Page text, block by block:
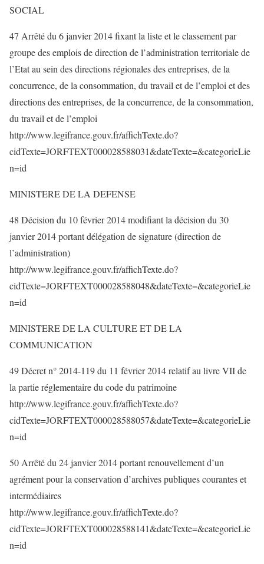
SOCIAL
47 Arrêté du 6 janvier 2014 fixant la liste et le classement par
groupe des emplois de direction de l’administration territoriale de
l’Etat au sein des directions régionales des entreprises, de la
concurrence, de la consommation, du travail et de l’emploi et des
directions des entreprises, de la concurrence, de la consommation,
du travail et de l’emploi
http://www.legifrance.gouv.fr/affichTexte.do?
cidTexte=JORFTEXT000028588031&dateTexte=&categorieLie
n=id
MINISTERE DE LA DEFENSE
48 Décision du 10 février 2014 modifiant la décision du 30
janvier 2014 portant délégation de signature (direction de
l’administration)
http://www.legifrance.gouv.fr/affichTexte.do?
cidTexte=JORFTEXT000028588048&dateTexte=&categorieLie
n=id
MINISTERE DE LA CULTURE ET DE LA
COMMUNICATION
49 Décret n° 2014-119 du 11 février 2014 relatif au livre VII de
la partie réglementaire du code du patrimoine
http://www.legifrance.gouv.fr/affichTexte.do?
cidTexte=JORFTEXT000028588057&dateTexte=&categorieLie
n=id
50 Arrêté du 24 janvier 2014 portant renouvellement d’un
agrément pour la conservation d’archives publiques courantes et
intermédiaires
http://www.legifrance.gouv.fr/affichTexte.do?
cidTexte=JORFTEXT000028588141&dateTexte=&categorieLie
n=id